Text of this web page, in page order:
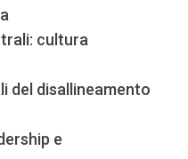
cultura
del disallineamento
e